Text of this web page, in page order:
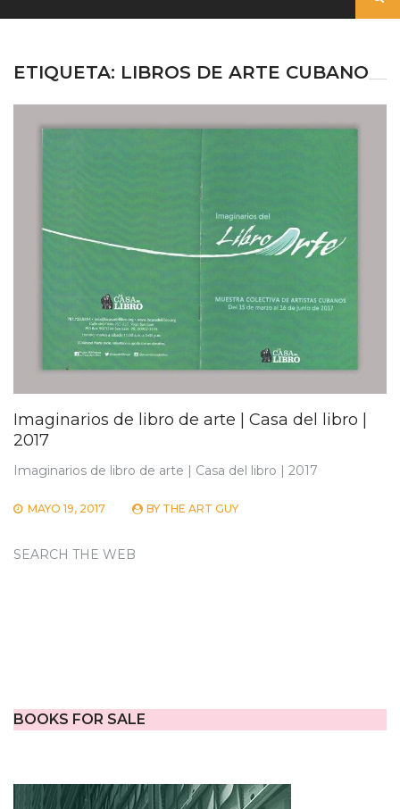
ETIQUETA: LIBROS DE ARTE CUBANO
Imaginarios de libro de arte | Casa del libro |
2017
Imaginarios de libro de arte | Casa del libro | 2017
MAYO 19, 2017 BY THE ART GUY
SEARCH THE WEB
BOOKS FOR SALE